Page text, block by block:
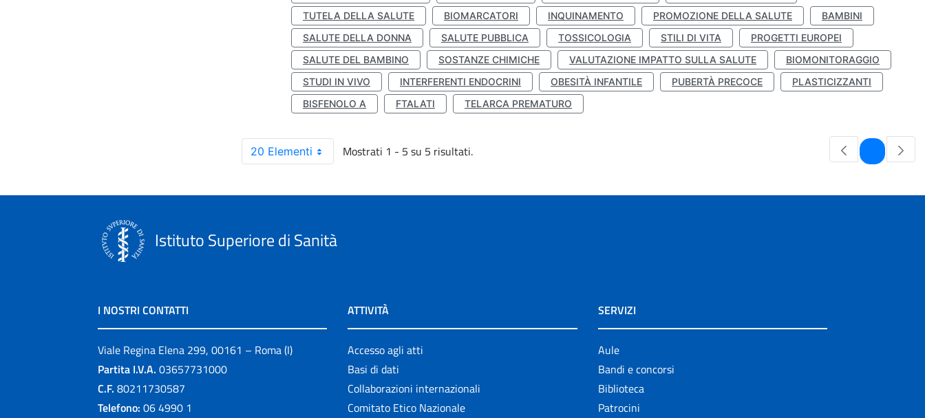
TUTELA DELLA SALUTE
BIOMARCATORI INQUINAMENTO PROMOZIONE DELLA SALUTE
BAMBINI
SALUTE DELLA DONNA
SALUTE PUBBLICA TOSSICOLOGIA STILI DI VITA
PROGETTI EUROPEI
SALUTE DEL BAMBINO
SOSTANZE CHIMICHE VALUTAZIONE IMPATTO SULLA SALUTE
BIOMONITORAGGIO
STUDI IN VIVO
INTERFERENTI ENDOCRINI OBESITÀ INFANTILE PUBERTÀ PRECOCE
PLASTICIZZANTI
BISFENOLO A
FTALATI TELARCA PREMATURO
20 Elementi Mostrati 1 - 5 su 5 risultati. Pagina
Istituto Superiore di Sanità
I NOSTRI CONTATTI
Viale Regina Elena 299, 00161 – Roma (I)
Partita I.V.A. 03657731000
C.F. 80211730587
Telefono: 06 4990 1
ATTIVITÀ
Accesso agli atti
Basi di dati
Collaborazioni internazionali
Comitato Etico Nazionale
SERVIZI
Aule
Bandi e concorsi
Biblioteca
Patrocini